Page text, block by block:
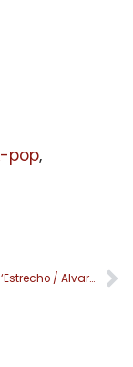
pop,
C. Tangana ‘Estrecho / Alvarado’